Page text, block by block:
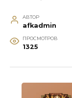
АВТОР
afkadmin
ПРОСМОТРОВ
1325